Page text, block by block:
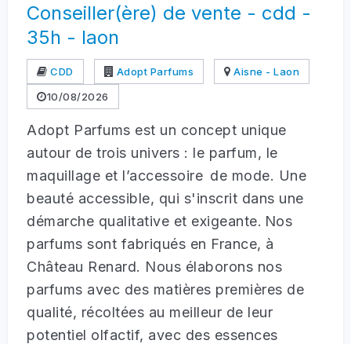
Conseiller(ère) de vente - cdd -
35h - laon
CDD Adopt Parfums
Aisne - Laon
10/08/2026
Adopt Parfums est un concept unique
autour de trois univers : le parfum, le
maquillage et l’accessoire de mode. Une
beauté accessible, qui s'inscrit dans une
démarche qualitative et exigeante. Nos
parfums sont fabriqués en France, à
Château Renard. Nous élaborons nos
parfums avec des matières premières de
qualité, récoltées au meilleur de leur
potentiel olfactif, avec des essences